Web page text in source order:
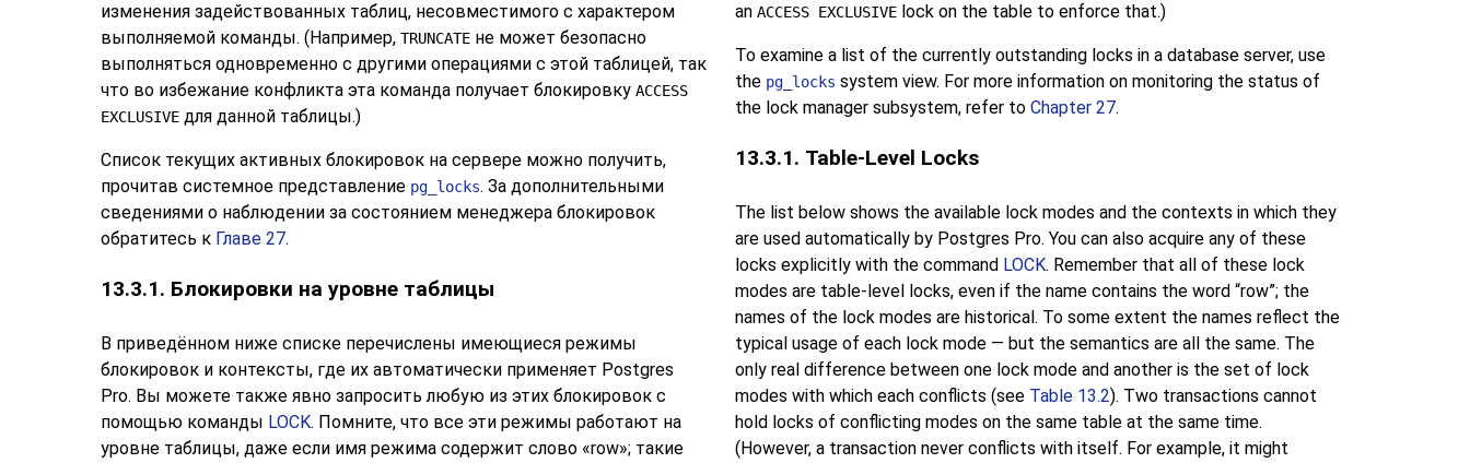
изменения задействованных таблиц, несовместимого с характером
выполняемой команды. (Например, TRUNCATE не может безопасно
выполняться одновременно с другими операциями с этой таблицей, так
что во избежание конфликта эта команда получает блокировку ACCESS
EXCLUSIVE для данной таблицы.)
Список текущих активных блокировок на сервере можно получить,
прочитав системное представление pg_locks. За дополнительными
сведениями о наблюдении за состоянием менеджера блокировок
обратитесь к Главе 27.
13.3.1. Блокировки на уровне таблицы
В приведённом ниже списке перечислены имеющиеся режимы
блокировок и контексты, где их автоматически применяет Postgres
Pro. Вы можете также явно запросить любую из этих блокировок с
помощью команды LOCK. Помните, что все эти режимы работают на
уровне таблицы, даже если имя режима содержит слово «row»; такие
an ACCESS EXCLUSIVElock on the table to enforce that.)
To examine a list of the currently outstanding locks in a database server, use
the pg_locks system view. For more information on monitoring the status of
the lock manager subsystem, refer to Chapter 27.
13.3.1. Table-Level Locks
The list below shows the available lock modes and the contexts in which they
are used automatically by Postgres Pro. You can also acquire any of these
locks explicitly with the command LOCK. Remember that all of these lock
modes are table-level locks, even if the name contains the word “row”; the
names of the lock modes are historical. To some extent the names reflect the
typical usage of each lock mode — but the semantics are all the same. The
only real difference between one lock mode and another is the set of lock
modes with which each conflicts (see Table 13.2). Two transactions cannot
hold locks of conflicting modes on the same table at the same time.
(However, a transaction never conflicts with itself. For example, it might